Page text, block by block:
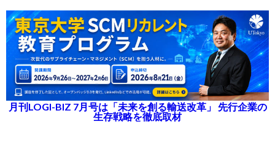
月刊LOGI-BIZ 7月号は「未来を創る輸送改革」 先行企業の
生存戦略を徹底取材